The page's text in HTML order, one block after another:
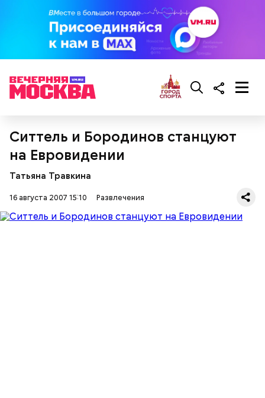
Ситтель и Бородинов станцуют
на Евровидении
Татьяна Травкина
16 августа 2007 15:10 Развлечения